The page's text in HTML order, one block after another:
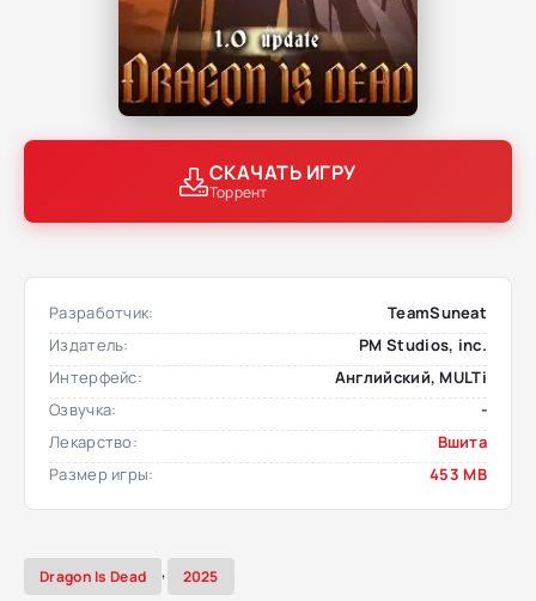
СКАЧАТЬ ИГРУ
Торрент
Разработчик:
TeamSuneat
Издатель:
PM Studios, inc.
Интерфейс:
Английский, MULTi
Озвучка:
-
Лекарство:
Вшита
Размер игры:
453 MB
Dragon Is Dead , 2025